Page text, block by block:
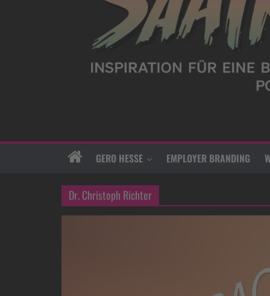
GERO HESSE EMPLOYER BRANDING
Dr. Christoph Richter